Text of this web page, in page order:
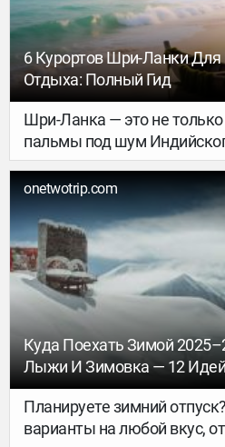
6 Курортов Шри-Ланки
Отдыха: Полный Гид
Шри-Ланка — это не
пальмы под шум
способен удивить серф-
историческими
городками. Ниже —
курортам и полезные
поездки.
onetwotrip.com
Куда Поехать Зимой
Лыжи И Зимовка — 12 Идей
Планируете зимний
варианты на любой вкус,